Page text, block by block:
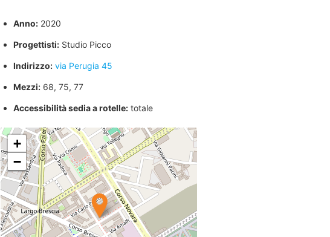
Anno:2020
Progettisti:Studio Picco
Indirizzo: via Perugia 45
Mezzi:68, 75, 77
Accessibilità sedia a rotelle:totale
+
−